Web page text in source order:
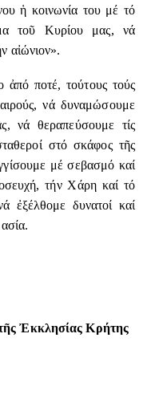
ἡ κοινωνία του μέ τό
τοῦ Κυρίου μας, νά
αἰώνιον».
ἀπό ποτέ, τούτους τούς
νά δυναμώσουμε
νά θεραπεύσουμε τίς
στό σκάφος τῆς
μέ σεβασμό καί
τήν Χάρη καί τό
ἐξέλθομε δυνατοί καί
Ἐκκλησίας Κρήτης